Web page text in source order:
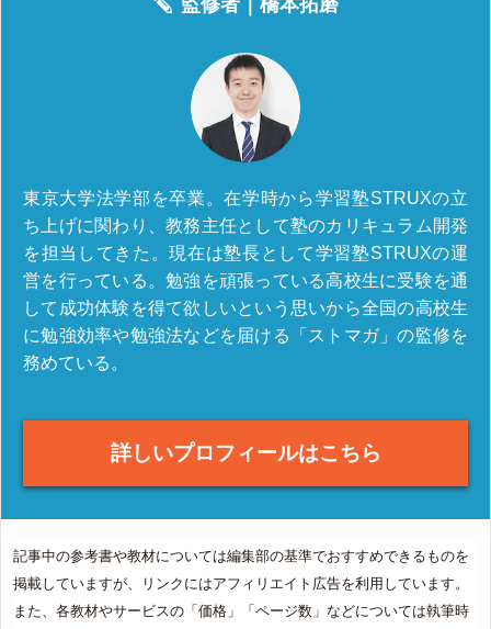
監修者｜橋本拓磨
東京大学法学部を卒業。在学時から学習塾STRUXの立
ち上げに関わり、教務主任として塾のカリキュラム開発
を担当してきた。現在は塾長として学習塾STRUXの運
営を行っている。勉強を頑張っている高校生に受験を通
して成功体験を得て欲しいという思いから全国の高校生
に勉強効率や勉強法などを届ける「ストマガ」の監修を
務めている。
詳しいプロフィールはこちら
記事中の参考書や教材については編集部の基準でおすすめできるものを
掲載していますが、リンクにはアフィリエイト広告を利用しています。
また、各教材やサービスの「価格」「ページ数」などについては執筆時